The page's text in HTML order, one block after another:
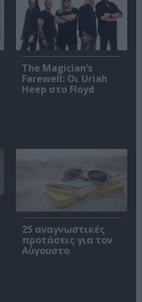
The Magician’s
Farewell: Οι Uriah
Heep στο Floyd
25 αναγνωστικές
προτάσεις για τον
Αύγουστο